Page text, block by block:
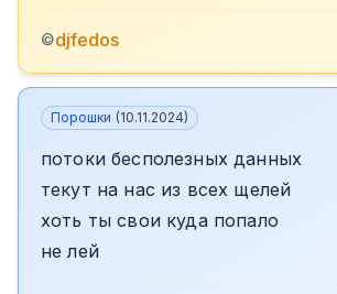
©djfedos
Порошки (10.11.2024)
потоки бесполезных данных
текут на нас из всех щелей
хоть ты свои куда попало
не лей